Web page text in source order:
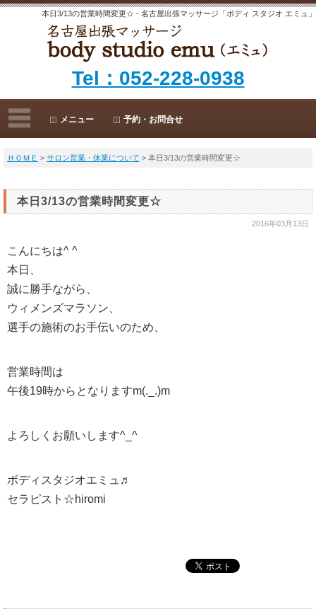
本日3/13の営業時間変更☆ - 名古屋出張マッサージ「ボディ スタジオ エミュ」
Tel：052-228-0938
メニュー 予約・お問合せ
ＨＯＭＥ > サロン営業・休業について > 本日3/13の営業時間変更☆
本日3/13の営業時間変更☆
2016年03月13日
こんにちは^ ^
本日、
誠に勝手ながら、
ウィメンズマラソン、
選手の施術のお手伝いのため、
営業時間は
午後19時からとなりますm(._.)m
よろしくお願いします^_^
ボディスタジオエミュ♬
セラピスト☆hiromi